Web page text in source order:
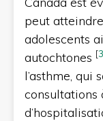
peut
adolescents
autochtones [3
l’asthme, qui
consultations